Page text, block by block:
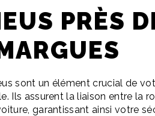
PRÈS
sont un élément crucial de
Ils assurent la liaison entre la
garantissant ainsi votre